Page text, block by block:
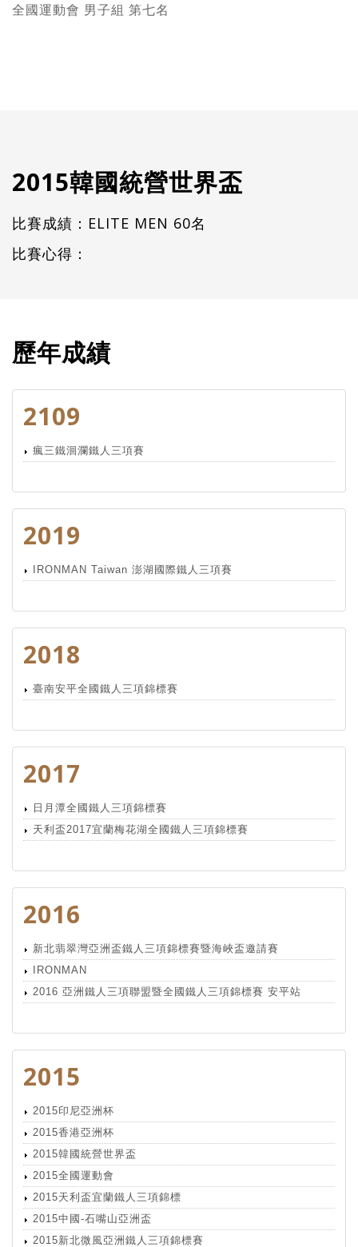
全國運動會 男子組 第七名
2015韓國統營世界盃
比賽成績：ELITE MEN 60名
比賽心得：
歷年成績
2109
瘋三鐵洄瀾鐵人三項賽
2019
IRONMAN Taiwan 澎湖國際鐵人三項賽
2018
臺南安平全國鐵人三項錦標賽
2017
日月潭全國鐵人三項錦標賽
天利盃2017宜蘭梅花湖全國鐵人三項錦標賽
2016
新北翡翠灣亞洲盃鐵人三項錦標賽暨海峽盃邀請賽
IRONMAN
2016 亞洲鐵人三項聯盟暨全國鐵人三項錦標賽 安平站
2015
2015印尼亞洲杯
2015香港亞洲杯
2015韓國統營世界盃
2015全國運動會
2015天利盃宜蘭鐵人三項錦標
2015中國-石嘴山亞洲盃
2015新北微風亞洲鐵人三項錦標賽